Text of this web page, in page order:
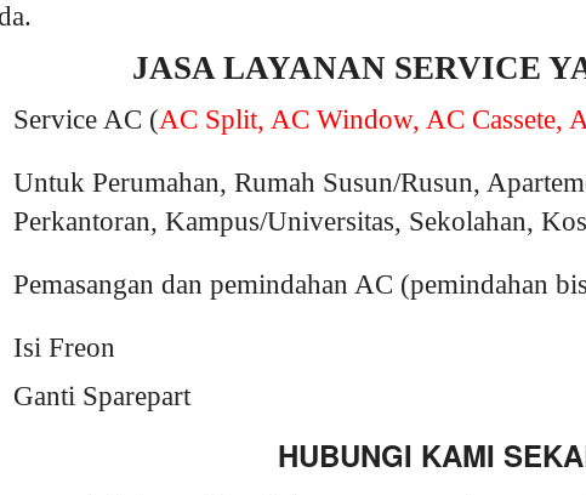
JASA LAYANAN SERVICE
Service AC (AC Split, AC Window, AC Cassete,
Untuk Perumahan, Rumah Susun/Rusun,
Perkantoran, Kampus/Universitas, Sekolahan,
Pemasangan dan pemindahan AC (pemindahan
Isi Freon
Ganti Sparepart
HUBUNGI KAMI